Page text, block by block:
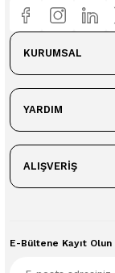
KURUMSAL
YARDIM
ALIŞVERİŞ
E-Bültene Kayıt Olun